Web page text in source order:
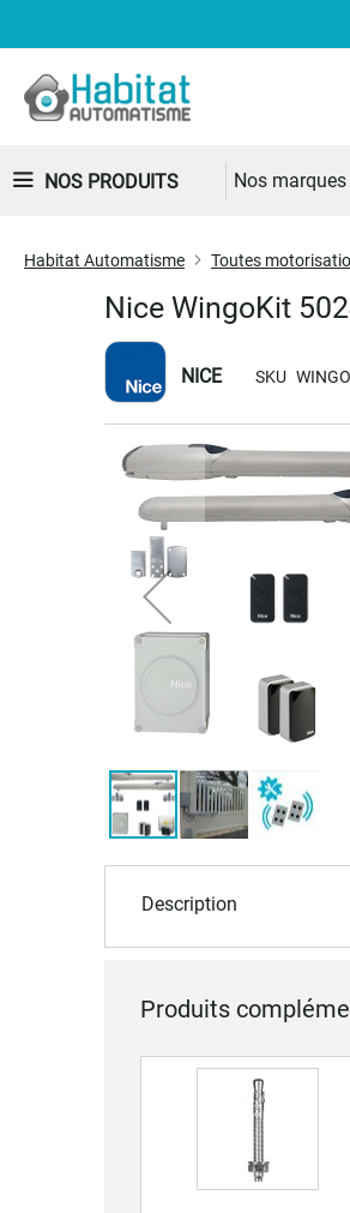
NOS PRODUITS Nos marques
Habitat Automatisme Toutes
Nice WingoKit
NICE SKU
to
end
the
images
gallery
gallery
Description
Produits